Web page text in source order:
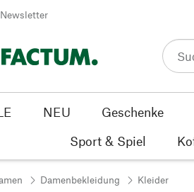
Newsletter
NEU Geschenke
Sport & Spiel
Damenbekleidung Kleider